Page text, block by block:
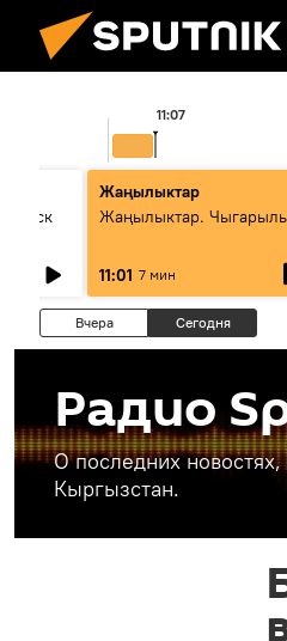
11:07
Жаңылыктар
Жаңылыктар.
11:01 7 мин
Вчера Сегодня
Радио
О последних
Кыргызстан.